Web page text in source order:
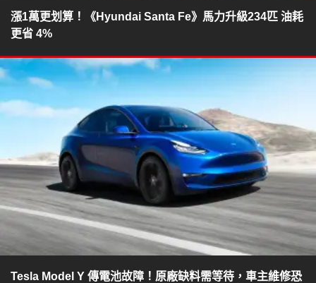
漲1萬更划算！《Hyundai Santa Fe》馬力升級234匹 油耗
更省 4%
Tesla Model Y 傳電池故障！原廠缺料需等待，車主維修恐